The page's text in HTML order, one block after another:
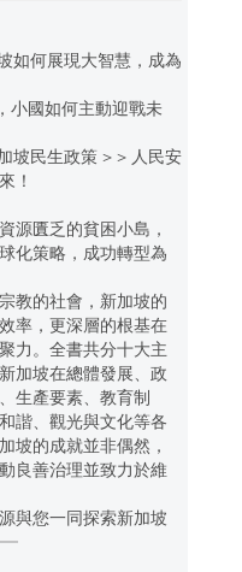
如何展現大智慧，成為
小國如何主動迎戰未
坡民生政策 > > 人民安
！
源匱乏的貧困小島，
化策略，成功轉型為
教的社會，新加坡的
率，更深層的根基在
力。全書共分十大主
加坡在總體發展、政
生產要素、教育制
諧、觀光與文化等各
坡的成就並非偶然，
良善治理並致力於維
與您一同探索新加坡